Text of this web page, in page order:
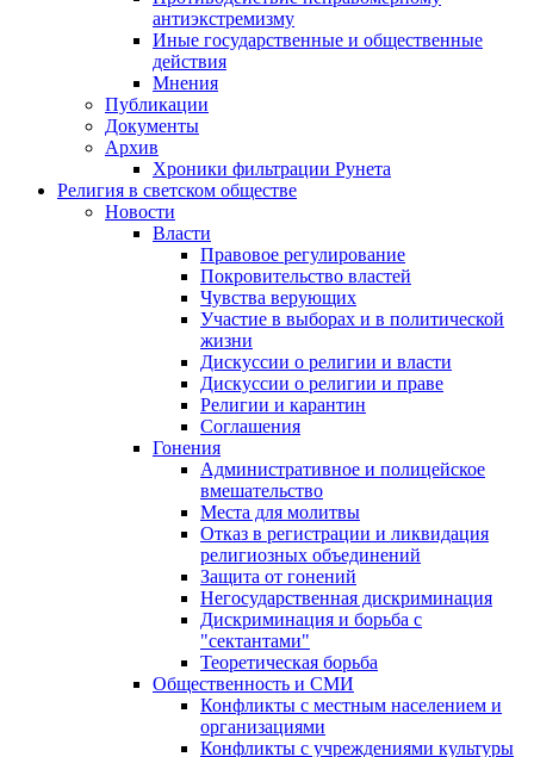
антиэкстремизму
Иные государственные и общественные
действия
Мнения
Публикации
Документы
Архив
Хроники фильтрации Рунета
Религия в светском обществе
Новости
Власти
Правовое регулирование
Покровительство властей
Чувства верующих
Участие в выборах и в политической
жизни
Дискуссии о религии и власти
Дискуссии о религии и праве
Религии и карантин
Соглашения
Гонения
Административное и полицейское
вмешательство
Места для молитвы
Отказ в регистрации и ликвидация
религиозных объединений
Защита от гонений
Негосударственная дискриминация
Дискриминация и борьба с
"сектантами"
Теоретическая борьба
Общественность и СМИ
Конфликты с местным населением и
организациями
Конфликты с учреждениями культуры